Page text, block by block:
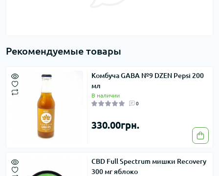
Рекомендуемые товары
Комбуча GABA №9 DZEN Pepsi 200
мл
В наличии
0
330.00грн.
CBD Full Spectrum мишки Recovery
300 мг яблоко